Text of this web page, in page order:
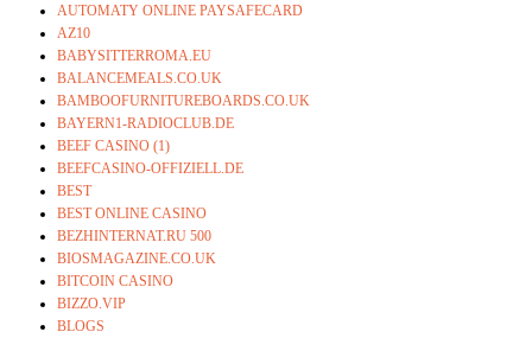
AUTOMATY ONLINE PAYSAFECARD
AZ10
BABYSITTERROMA.EU
BALANCEMEALS.CO.UK
BAMBOOFURNITUREBOARDS.CO.UK
BAYERN1-RADIOCLUB.DE
BEEF CASINO (1)
BEEFCASINO-OFFIZIELL.DE
BEST
BEST ONLINE CASINO
BEZHINTERNAT.RU 500
BIOSMAGAZINE.CO.UK
BITCOIN CASINO
BIZZO.VIP
BLOGS